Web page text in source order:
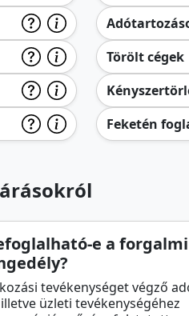
Törölt cégek
Feketén
e a forgalmi
tevékenységet végző
üzleti tevékenységéhez